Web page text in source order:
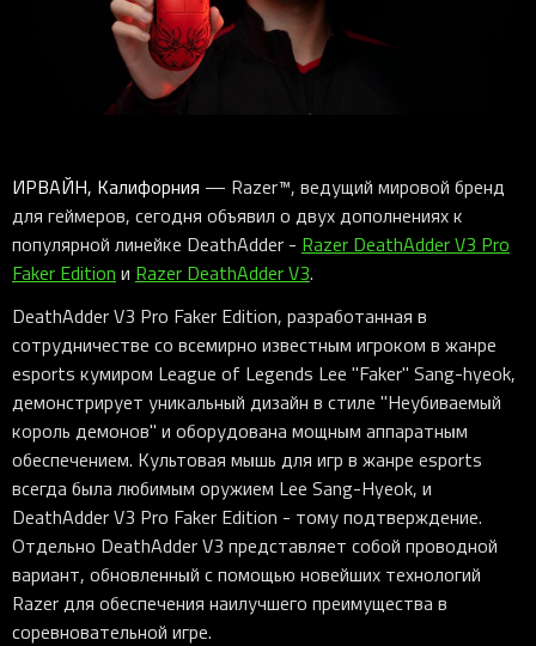
ИРВАЙН, Калифорния — Razer™, ведущий мировой бренд
для геймеров, сегодня объявил о двух дополнениях к
популярной линейке DeathAdder - Razer DeathAdder V3 Pro
Faker Edition и Razer DeathAdder V3.
DeathAdder V3 Pro Faker Edition, разработанная в
сотрудничестве со всемирно известным игроком в жанре
esports кумиром League of Legends Lee "Faker" Sang-hyeok,
демонстрирует уникальный дизайн в стиле "Неубиваемый
король демонов" и оборудована мощным аппаратным
обеспечением. Культовая мышь для игр в жанре esports
всегда была любимым оружием Lee Sang-Hyeok, и
DeathAdder V3 Pro Faker Edition - тому подтверждение.
Отдельно DeathAdder V3 представляет собой проводной
вариант, обновленный с помощью новейших технологий
Razer для обеспечения наилучшего преимущества в
соревновательной игре.